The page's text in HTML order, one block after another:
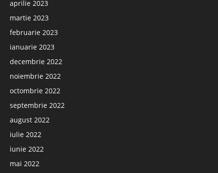
aprilie 2023
martie 2023
februarie 2023
ianuarie 2023
decembrie 2022
noiembrie 2022
octombrie 2022
septembrie 2022
august 2022
iulie 2022
iunie 2022
mai 2022